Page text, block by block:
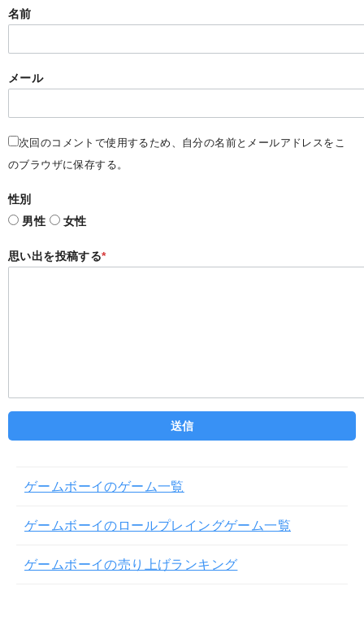
名前
メール
次回のコメントで使用するため、自分の名前とメールアドレスをこ
のブラウザに保存する。
性別
男性
女性
思い出を投稿する*
ゲームボーイのゲーム一覧
ゲームボーイのロールプレイングゲーム一覧
ゲームボーイの売り上げランキング